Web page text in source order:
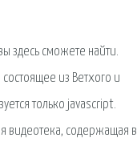
здесь сможете найти.
из Ветхого и
только javascript.
видеотека, содержащая в